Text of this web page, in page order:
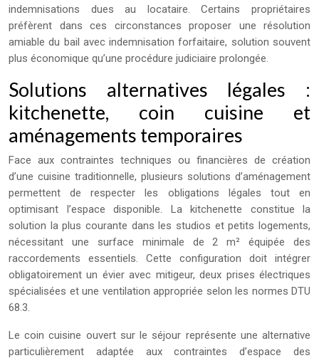
indemnisations dues au locataire. Certains propriétaires
préfèrent dans ces circonstances proposer une résolution
amiable du bail avec indemnisation forfaitaire, solution souvent
plus économique qu’une procédure judiciaire prolongée.
Solutions alternatives légales :
kitchenette, coin cuisine et
aménagements temporaires
Face aux contraintes techniques ou financières de création
d’une cuisine traditionnelle, plusieurs solutions d’aménagement
permettent de respecter les obligations légales tout en
optimisant l’espace disponible. La kitchenette constitue la
solution la plus courante dans les studios et petits logements,
nécessitant une surface minimale de 2 m² équipée des
raccordements essentiels. Cette configuration doit intégrer
obligatoirement un évier avec mitigeur, deux prises électriques
spécialisées et une ventilation appropriée selon les normes DTU
68.3.
Le coin cuisine ouvert sur le séjour représente une alternative
particulièrement adaptée aux contraintes d’espace des